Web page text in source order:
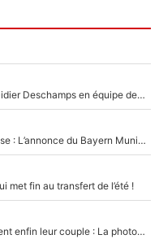
Le jour où Zinedine Zidane a fait craquer Didier Deschamps en équipe de France : «Je m’en suis voulu», l’ancien sélectionneur a regretté son geste !
Scandale dans la vie privée de Michael Olise : L’annonce du Bayern Munich sur son enfant caché
met fin au transfert de l’été !
Antoine Dupont et Iris Mittenaere officialisent enfin leur couple : La photo qui enflamme les réseaux sociaux